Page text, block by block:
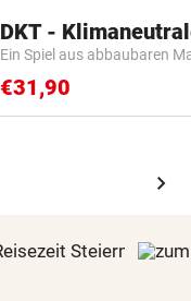
Ein Spiel aus abbaubaren
€31,90
chevron_right